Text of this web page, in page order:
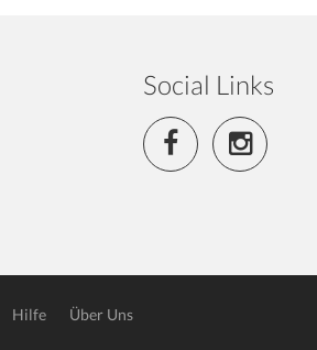
Social Links
Hilfe Über Uns